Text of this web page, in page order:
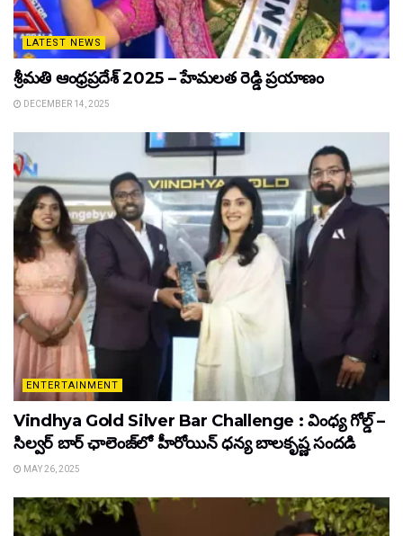
LATEST NEWS
శ్రీమతి ఆంధ్రప్రదేశ్ 2025 – హేమలత రెడ్డి ప్రయాణం
DECEMBER 14, 2025
ENTERTAINMENT
Vindhya Gold Silver Bar Challenge : వింధ్య గోల్డ్ –
సిల్వర్ బార్ ఛాలెంజ్‌లో హీరోయిన్ ధ‌న్య బాల‌కృష్ణ‌ సందడి
MAY 26, 2025